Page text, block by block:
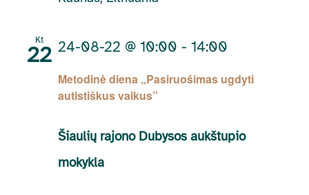
Kt
22
Metodinė diena „Pasiruošimas ugdyti
autistiškus vaikus”
24-08-22 @ 10:00 - 14:00
Šiaulių rajono Dubysos aukštupio
mokykla